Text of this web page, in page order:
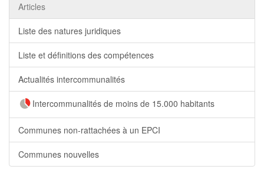
Articles
Liste des natures juridiques
Liste et définitions des compétences
Actualités intercommunalités
Intercommunalités de moins de 15.000 habitants
Communes non-rattachées à un EPCI
Communes nouvelles